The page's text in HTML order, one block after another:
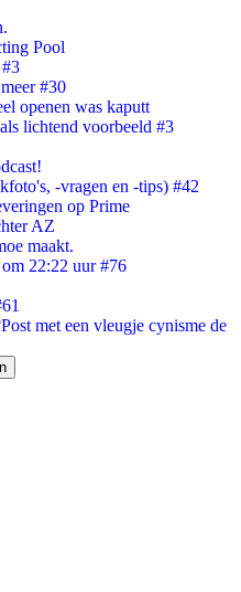
Pool
#30
openen was kaputt
lichtend voorbeeld #3
-vragen en -tips) #42
op Prime
AZ
maakt.
22:22 uur #76
met een vleugje cynisme de